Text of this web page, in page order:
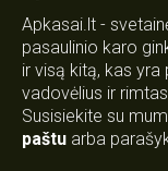
Apkasai.lt -
pasaulinio karo
ir visą kitą, kas
vadovėlius ir
Susisiekite su
paštu arba